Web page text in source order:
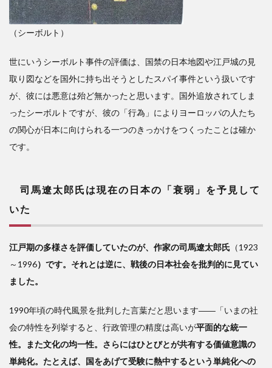
（シーボルト）
世にいうシーボルト事件の評価は、国禁の日本地図や江戸城の見
取り図などを国外に持ち出そうとしたスパイ事件という扱いです
が、彼には悪意は殆ど無かったと思います。国外追放されてしま
ったシーボルトですが、彼の「行為」によりヨーロッパの人たち
の関心が日本に向けられる一つのきっかけをつくったことは確か
です。
司馬遼太郎氏は現在の日本の「衰弱」を予見して
いた
江戸期の多様さを評価していたのが、作家の司馬遼太郎氏 （1923
～1996）です。それとは逆に、戦後の日本社会を批判的に見てい
ました。
1990年頃の時代風景を批判した言葉だと思います――「いまの社
会の特性を列挙すると、行政管理の精度は高いが平面的な統一
性。また文化の均一性。さらにはひとびとが共有する価値意識の
単純化。たとえば、国をあげて受験に熱中するという単純化への